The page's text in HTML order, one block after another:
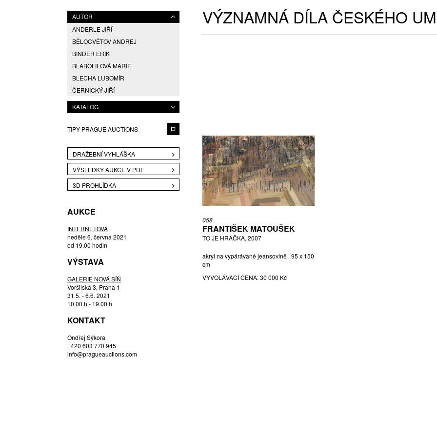
AUTOR
ANDERLE JIŘÍ
BĚLOCVĚTOV ANDREJ
BINDER ERIK
BLABOLILOVÁ MARIE
BLECHA LUBOMÍR
ČERNICKÝ JIŘÍ
DAVID JIŘÍ
DVOŘÁK JAROSLAV EDUARD
ELIÁŠ BOHUMIL
FÁRA LIBOR
FÁROVÁ GABINA
FREMUND RICHARD
FREŠO VIKTOR
HAMPL JOSEF
HOŘÁNEK JAROSLAV
HOUDEK VLADIMÍR
HOZOVÁ MARTINA
JANEČEK OTA
JANOUŠKOVÁ VĚRA
JETELA TOMÁŠ
KAČER JIŘÍ
KINTERA KRIŠTOF
KOBLASA JAN
KOLÁŘ JIŘÍ
KATALOG
TIPY PRAGUE AUCTIONS
DRAŽEBNÍ VYHLÁŠKA
VÝSLEDKY AUKCE V PDF
3D PROHLÍDKA
AUKCE
INTERNETOVÁ
neděle 6. června 2021
od 19.00 hodin
VÝSTAVA
GALERIE NOVÁ SÍŇ
Voršilská 3, Praha 1
31.5. - 6.6. 2021
10.00 h - 19.00 h
KONTAKT
Ondřej Sýkora
+420 603 770 945
info@pragueauctions.com
VÝZNAMNÁ DÍLA ČESKÉHO
058
FRANTIŠEK MATOUŠEK
TO JE HRAČKA, 2007
akryl na vypárávané jeansovině | 95 x 150
cm
VYVOLÁVACÍ CENA:30 000 Kč